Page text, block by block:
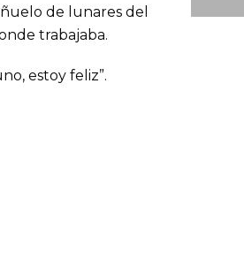
de lunares del
trabajaba.
estoy feliz”.